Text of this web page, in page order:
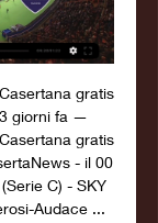
gratis
giorni fa —
gratis
- il 00
C) - SKY
Audace ...